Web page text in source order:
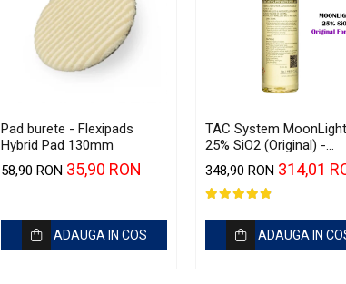
Pad burete - Flexipads
Hybrid Pad 130mm
58,90 RON35,90 RON
ADAUGA IN COS
TAC System MoonLight
25% SiO2 (Original) -
Sealant ceramic pentru
autovehicule și
(250ml)
348,90 RON314,01
ADAUGA IN